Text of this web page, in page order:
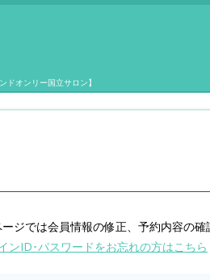
ドオンリー国立サロン】
ジでは会員情報の修正、予約内容の
ンID･パスワードをお忘れの方はこちら